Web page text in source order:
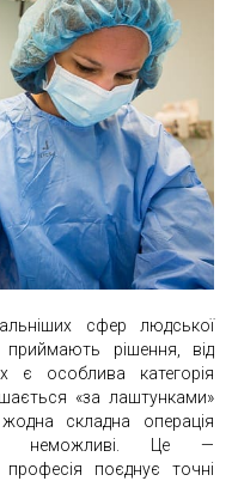
сфер людської
приймають рішення, від
є особлива категорія
«за лаштунками»
складна операція
неможливі. Це —
професія поєднує точні